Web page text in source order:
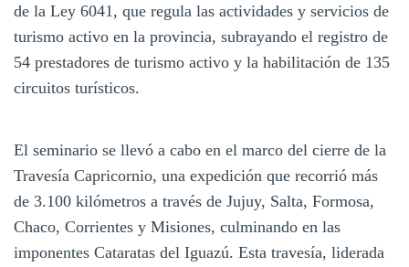
de la Ley 6041, que regula las actividades y servicios de
turismo activo en la provincia, subrayando el registro de
54 prestadores de turismo activo y la habilitación de 135
circuitos turísticos.
El seminario se llevó a cabo en el marco del cierre de la
Travesía Capricornio, una expedición que recorrió más
de 3.100 kilómetros a través de Jujuy, Salta, Formosa,
Chaco, Corrientes y Misiones, culminando en las
imponentes Cataratas del Iguazú. Esta travesía, liderada